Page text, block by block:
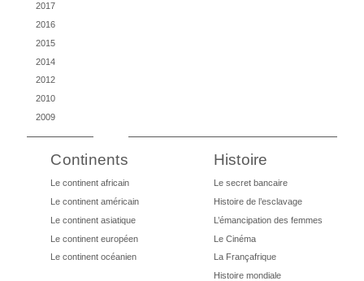
2017
2016
2015
2014
2012
2010
2009
Continents
Le continent africain
Le continent américain
Le continent asiatique
Le continent européen
Le continent océanien
Histoire
Le secret bancaire
Histoire de l’esclavage
L’émancipation des femmes
Le Cinéma
La Françafrique
Histoire mondiale